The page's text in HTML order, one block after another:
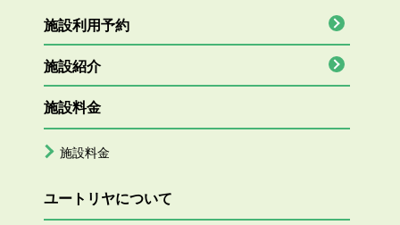
施設利用予約
施設紹介
施設料金
施設料金
ユートリヤについて